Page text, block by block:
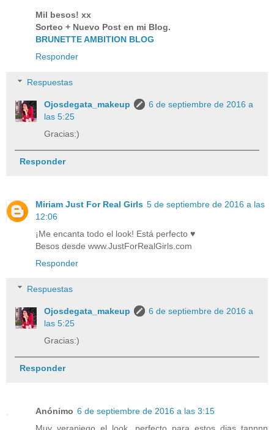
Mil besos! xx
Sorteo + Nuevo Post en mi Blog.
BRUNETTE AMBITION BLOG
Responder
Respuestas
Ojosdegata_makeup
6 de septiembre de 2016 a
las 5:25
Gracias:)
Responder
Miriam Just For Real Girls 5 de septiembre de 2016 a las
12:06
¡Me encanta todo el look! Está perfecto ♥
Besos desde www.JustForRealGirls.com
Responder
Respuestas
Ojosdegata_makeup
6 de septiembre de 2016 a
las 5:25
Gracias:)
Responder
Anónimo 6 de septiembre de 2016 a las 3:15
Muy veraniego el look, perfecto para estos dias tannnn